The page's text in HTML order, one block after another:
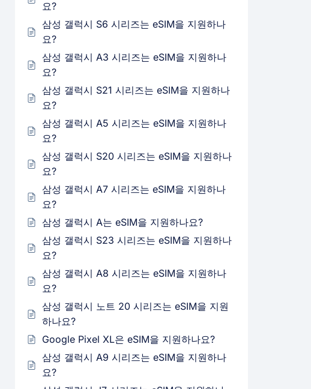
요?
삼성 갤럭시 S6 시리즈는 eSIM을 지원하나
요?
삼성 갤럭시 A3 시리즈는 eSIM을 지원하나
요?
삼성 갤럭시 S21 시리즈는 eSIM을 지원하나
요?
삼성 갤럭시 A5 시리즈는 eSIM을 지원하나
요?
삼성 갤럭시 S20 시리즈는 eSIM을 지원하나
요?
삼성 갤럭시 A7 시리즈는 eSIM을 지원하나
요?
삼성 갤럭시 A는 eSIM을 지원하나요?
삼성 갤럭시 S23 시리즈는 eSIM을 지원하나
요?
삼성 갤럭시 A8 시리즈는 eSIM을 지원하나
요?
삼성 갤럭시 노트 20 시리즈는 eSIM을 지원
하나요?
Google Pixel XL은 eSIM을 지원하나요?
삼성 갤럭시 A9 시리즈는 eSIM을 지원하나
요?